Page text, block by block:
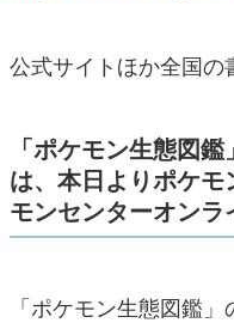
公式サイトほか全国の
「ポケモン生態図
は、本日よりポケモ
モンセンターオンラ
「ポケモン生態図鑑